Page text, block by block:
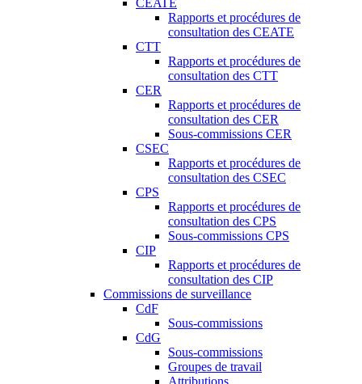
CEATE
Rapports et procédures de
consultation des CEATE
CTT
Rapports et procédures de
consultation des CTT
CER
Rapports et procédures de
consultation des CER
Sous-commissions CER
CSEC
Rapports et procédures de
consultation des CSEC
CPS
Rapports et procédures de
consultation des CPS
Sous-commissions CPS
CIP
Rapports et procédures de
consultation des CIP
Commissions de surveillance
CdF
Sous-commissions
CdG
Sous-commissions
Groupes de travail